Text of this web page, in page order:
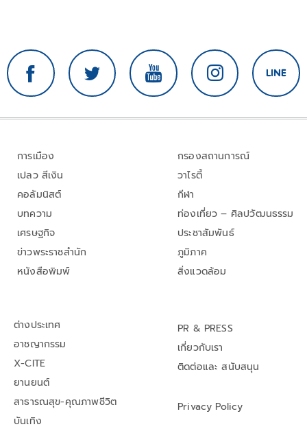
การเมือง
เปลว สีเงิน
คอลัมนิสต์
บทความ
เศรษฐกิจ
ข่าวพระราชสำนัก
หนังสือพิมพ์
กรองสถานการณ์
วาไรตี้
กีฬา
ท่องเที่ยว – ศิลปวัฒนธรรม
ประชาสัมพันธ์
ภูมิภาค
สิ่งแวดล้อม
ต่างประเทศ
อาชญากรรม
X-CITE
ยานยนต์
สาธารณสุข-คุณภาพชีวิต
บันเทิง
PR & PRESS
เกี่ยวกับเรา
ติดต่อและ สนับสนุน
Privacy Policy